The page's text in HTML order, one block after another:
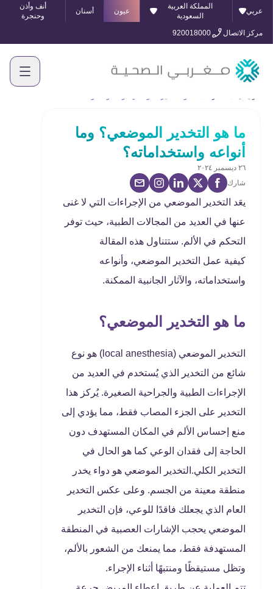
عربي
المملكة العربية
السعودية
عيون أسنان
أنف وأذن
وحنجرة
مركز الاتصال
920018000
ما هو التخدير الموضعي؟ وما
أنواعه واستخداماته؟
٢٦ ديسمبر ٢٠٢٤
شارك
يعَد التخدير الموضعي من الإجراءات التي لا غنى
عنها في العديد من المجالات الطبية، حيث توفر
التحكم في الألم. ستتناول هذه المقالة
كيفية عمل التخدير الموضعي، وأنواعه
واستخداماته، والآثار الجانبية الممكنة.
ما هو التخدير الموضعي؟
التخدير الموضعي (local anesthesia) هو نوع
شائع من التخدير الذي يُستخدم في العديد من
الإجراءات الطبية والجراحية الصغيرة. يُركز هذا
التخدير على الجزء المصاب فقط، مما يؤدي إلى
منع إحساس الألم في المكان المستهدف دون
الحاجة إلى فقدان الوعي كما هو الحال في
التخدير الكلي.التخدير الموضعي هو دواء يخدر
منطقة معينة من الجسم. وعلى عكس التخدير
العام الذي يجعلك فاقدًا للوعي، فإن التخدير
الموضعي يحجب الإشارات العصبية في المنطقة
المستهدفة فقط، مما يمنعك من الشعور بالألم،
وتظل مستيقظًا ومنتبهًا أثناء الإجراء.